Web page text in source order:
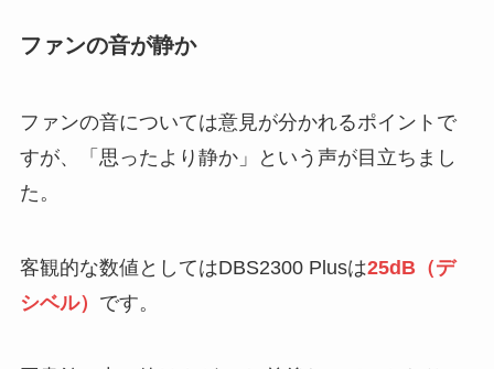
ファンの音が静か
ファンの音については意見が分かれるポイントで
すが、「思ったより静か」という声が目立ちまし
た。
客観的な数値としてはDBS2300 Plusは25dB（デ
シベル） です。